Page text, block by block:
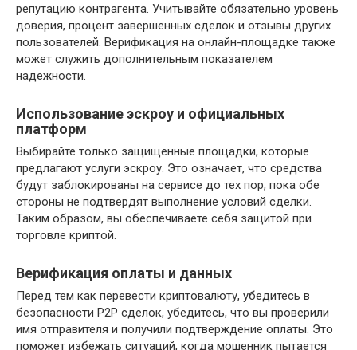
репутацию контрагента. Учитывайте обязательно уровень
доверия, процент завершенных сделок и отзывы других
пользователей. Верификация на онлайн-площадке также
может служить дополнительным показателем
надежности.
Использование эскроу и официальных
платформ
Выбирайте только защищенные площадки, которые
предлагают услуги эскроу. Это означает, что средства
будут заблокированы на сервисе до тех пор, пока обе
стороны не подтвердят выполнение условий сделки.
Таким образом, вы обеспечиваете себя защитой при
торговле криптой.
Верификация оплаты и данных
Перед тем как перевести криптовалюту, убедитесь в
безопасности P2P сделок, убедитесь, что вы проверили
имя отправителя и получили подтверждение оплаты. Это
поможет избежать ситуаций, когда мошенник пытается